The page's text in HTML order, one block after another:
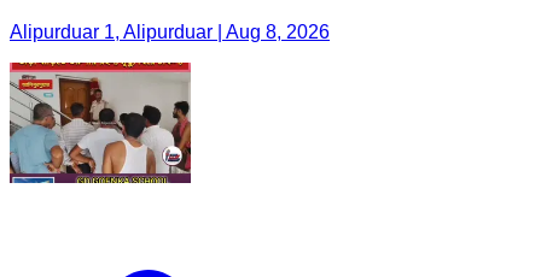
Alipurduar 1, Alipurduar | Aug 8, 2026